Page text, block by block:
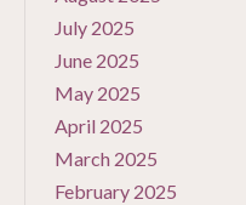
July 2025
June 2025
May 2025
April 2025
March 2025
February 2025